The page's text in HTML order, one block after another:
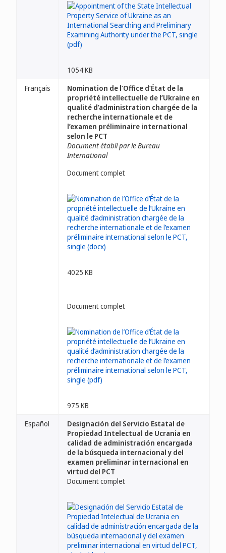
1054 KB
Français
Nomination de l’Office d’État de la
propriété intellectuelle de l’Ukraine en
qualité d’administration chargée de la
recherche internationale et de
l’examen préliminaire international
selon le PCT
Document établi par le Bureau
International
Document complet
4025 KB
Document complet
975 KB
Español
Designación del Servicio Estatal de
Propiedad Intelectual de Ucrania en
calidad de administración encargada
de la búsqueda internacional y del
examen preliminar internacional en
virtud del PCT
Document complet